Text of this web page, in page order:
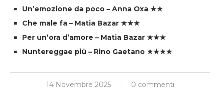
Un’emozione da poco – Anna Oxa ★★
Che male fa – Matia Bazar ★★★
Per un’ora d’amore – Matia Bazar ★★★
Nuntereggae più – Rino Gaetano ★★★★
14 Novembre 2025 0 commenti